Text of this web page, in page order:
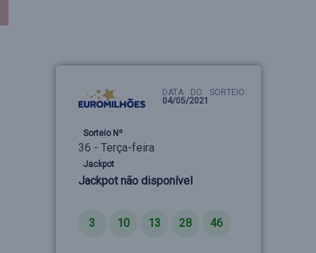
DATA DO SORTEIO:
04/05/2021
Sorteio Nº
36 - Terça-feira
Jackpot
Jackpot não disponível
3 10 13 28 46